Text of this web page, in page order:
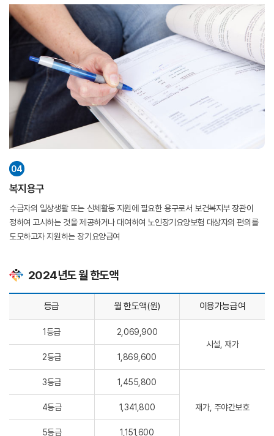
04
복지용구
수급자의 일상생활 또는 신체활동 지원에 필요한 용구로서 보건복지부 장관이
정하여 고시하는 것을 제공하거나 대여하여 노인장기요양보험 대상자의 편의를
도모하고자 지원하는 장기요양급여
2024년도 월 한도액
등급 월 한도액(원) 이용가능급여
1등급
2,069,900
시설, 재가
2등급
1,869,600
3등급 1,455,800
재가, 주야간보호
4등급 1,341,800
5등급 1,151,600